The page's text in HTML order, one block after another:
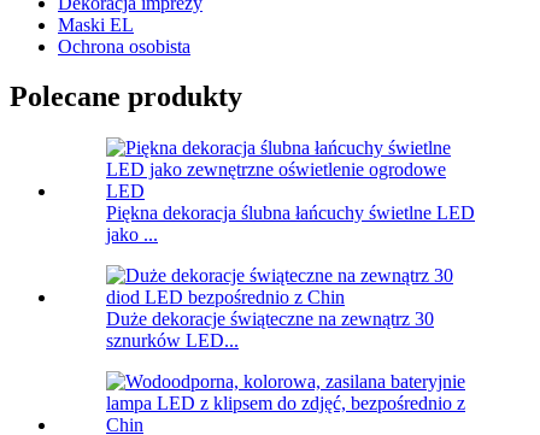
Maski EL
Ochrona osobista
Polecane produkty
Piękna dekoracja ślubna łańcuchy świetlne LED
jako ...
Duże dekoracje świąteczne na zewnątrz 30
sznurków LED...